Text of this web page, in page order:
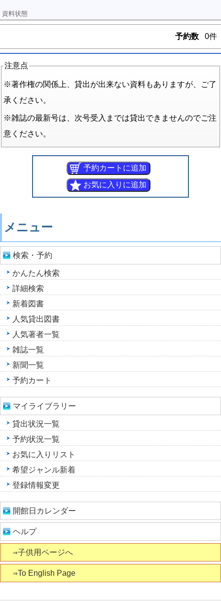
予約数 0件
注意点
※著作権の関係上、貸出が出来ない資料もありますが、ご了
承ください。
※雑誌の最新号は、次号受入までは貸出できませんのでご注
意ください。
メニュー
検索・予約
かんたん検索
詳細検索
新着図書
人気貸出図書
人気著者一覧
雑誌一覧
新聞一覧
予約カート
マイライブラリー
貸出状況一覧
予約状況一覧
お気に入りリスト
希望ジャンル新着
登録情報変更
開館日カレンダー
ヘルプ
⇒子供用ページへ
⇒To English Page